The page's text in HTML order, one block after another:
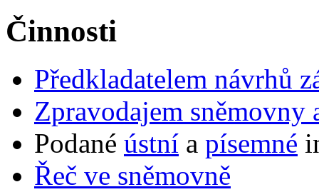
Činnosti
Předkladatelem návrhů
Zpravodajem
Podané ústní a písemné
Řeč ve sněmovně